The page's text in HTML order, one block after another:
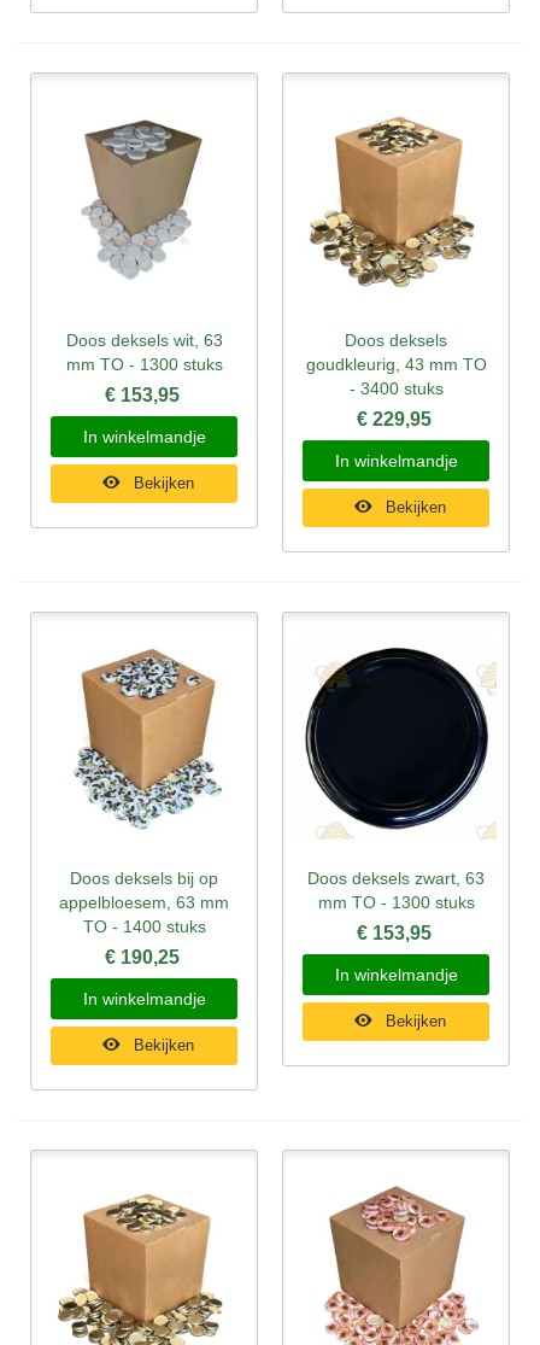
Doos deksels wit, 63
mm TO - 1300 stuks
€ 153,95
In winkelmandje
Bekijken
Doos deksels
goudkleurig, 43 mm TO
- 3400 stuks
€ 229,95
In winkelmandje
Bekijken
Doos deksels bij op
appelbloesem, 63 mm
TO - 1400 stuks
€ 190,25
In winkelmandje
Bekijken
Doos deksels zwart, 63
mm TO - 1300 stuks
€ 153,95
In winkelmandje
Bekijken